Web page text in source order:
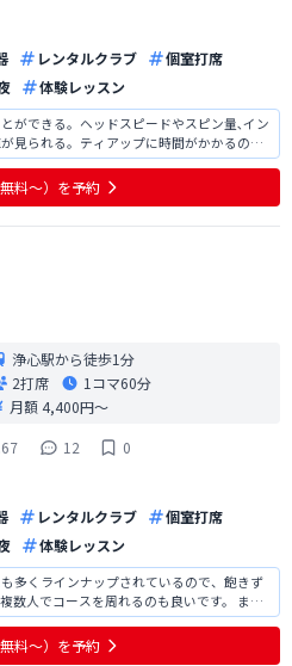
レンタルクラブ
個室打席
体験レッスン
ができる。ヘッドスピードやスピン量､イン
見られる。ティアップに時間がかかるので
も自動にしてほしい。世界のいろいろなコ
白い。練習モードでもいろいろなコースで
を書け
料〜）を予約
浄心駅から徒歩1分
2打席
1コマ60分
月額 4,400円〜
12 0
レンタルクラブ
個室打席
体験レッスン
多くラインナップされているので、飽きず
数人でコースを周れるのも良いです。 ま
ートゴルフでスイングを確認してからコー
も便利です！
料〜）を予約